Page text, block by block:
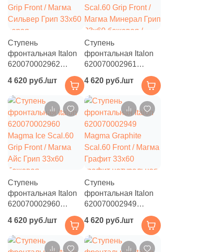
Ступень
фронтальная Italon
620070002962
Magma Silver Scal.60
Grip Front / Магма
Сильвер Грип 33x60
серая
структурированная
под камень
4 620 руб./шт
Ступень
фронтальная Italon
620070002961
Scal.60 Grip Front /
Магма Минерал Грип
33x60 бежевая /
серая
структурированная
под камень
4 620 руб./шт
Ступень
фронтальная Italon
620070002960
Magma Ice Scal.60
Grip Front / Магма
Айс Грип 33x60
бежевая
4 620 руб./шт
Ступень
фронтальная Italon
620070002949
Scal.60 Front / Магма
Графит 33x60
графит натуральная
4 620 руб./шт